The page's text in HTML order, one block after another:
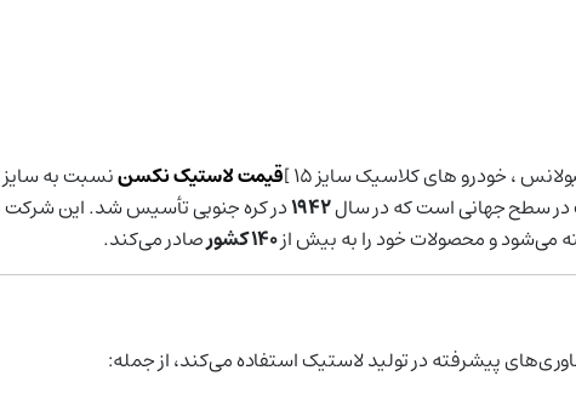
قیمت لاستیک نکسننسبت به
در سطح جهانی است که در سال۱۹۴۲در کره جنوبی تأسیس شد. این شرکت
می‌شود و محصولات خود را به بیش از۱۴۰ کشور صادر می‌کند.
پیشرفته در تولید لاستیک استفاده می‌کند، از جمله: